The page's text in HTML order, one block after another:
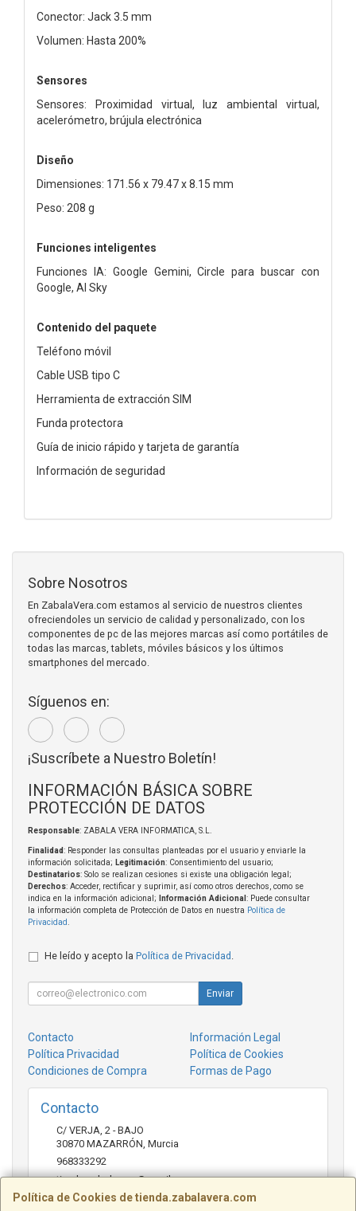
Conector: Jack 3.5 mm
Volumen: Hasta 200%
Sensores
Sensores: Proximidad virtual, luz ambiental virtual,
acelerómetro, brújula electrónica
Diseño
Dimensiones: 171.56 x 79.47 x 8.15 mm
Peso: 208 g
Funciones inteligentes
Funciones IA: Google Gemini, Circle para buscar con
Google, AI Sky
Contenido del paquete
Teléfono móvil
Cable USB tipo C
Herramienta de extracción SIM
Funda protectora
Guía de inicio rápido y tarjeta de garantía
Información de seguridad
Política de Cookies de tienda.zabalavera.com
Sobre Nosotros
En ZabalaVera.com estamos al servicio de nuestros clientes
ofreciendoles un servicio de calidad y personalizado, con los
componentes de pc de las mejores marcas así como portátiles de
todas las marcas, tablets, móviles básicos y los últimos
smartphones del mercado.
Síguenos en:
¡Suscríbete a Nuestro Boletín!
INFORMACIÓN BÁSICA SOBRE
PROTECCIÓN DE DATOS
Responsable: ZABALA VERA INFORMATICA, S.L.
Finalidad: Responder las consultas planteadas por el usuario y enviarle la
información solicitada; Legitimación: Consentimiento del usuario;
Destinatarios: Solo se realizan cesiones si existe una obligación legal;
Derechos: Acceder, rectificar y suprimir, así como otros derechos, como se
indica en la información adicional;
Información Adicional : Puede consultar
la información completa de Protección de Datos en nuestra Política de
Privacidad
He leído y acepto la Política de Privacidad
Enviar
Contacto
Información Legal
Política Privacidad
Política de Cookies
Condiciones de Compra
Formas de Pago
Contacto
C/ VERJA, 2 - BAJO
30870 MAZARRÓN Murcia
968333292
tienda.zabalavera@gmail.com